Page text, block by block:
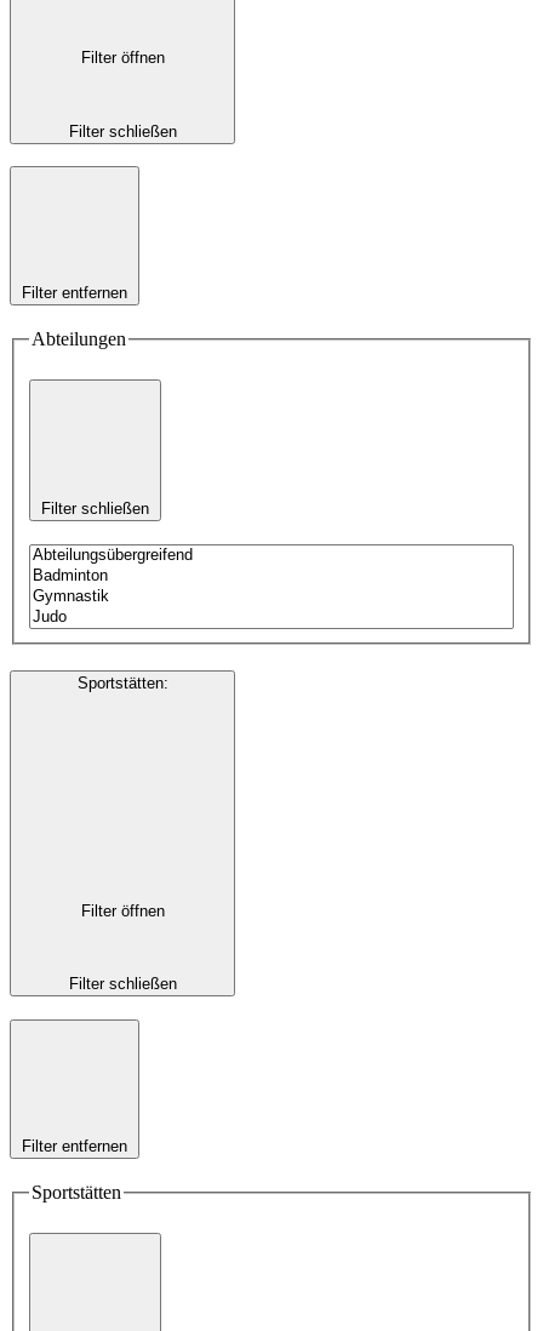
Filter öffnen
Filter schließen
Filter entfernen
Abteilungen
Filter schließen
Sportstätten:
Filter öffnen
Filter schließen
Filter entfernen
Sportstätten